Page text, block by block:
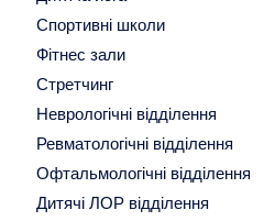
Спортивні школи
Фітнес зали
Стретчинг
Неврологічні відділення
Ревматологічні відділення
Офтальмологічні відділення
Дитячі ЛОР відділення